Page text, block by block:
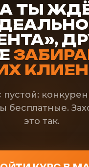
ТЫ
пустой:
бесплатные.
это так.